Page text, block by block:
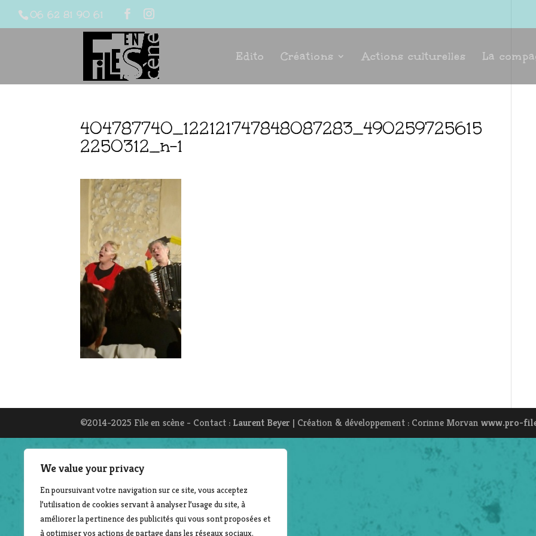
We value your privacy
En poursuivant votre navigation sur ce site, vous acceptez
l’utilisation de cookies servant à analyser l’usage du site, à
améliorer la pertinence des publicités qui vous sont proposées et
à optimiser vos actions de partage dans les réseaux sociaux.
06 62 81 90 61
Edito Créations Actions culturelles La
404787740_122121747848087283_490259725615
2250312_n-1
©2014-2025 File en scène - Contact : Laurent Beyer | Création & développement : Corinne Morvanwww.pro-